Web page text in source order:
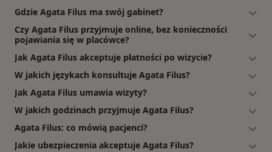
Gdzie Agata Filus ma swój gabinet?
Czy Agata Filus przyjmuje online, bez konieczności
pojawiania się w placówce?
Jak Agata Filus akceptuje płatności po wizycie?
W jakich językach konsultuje Agata Filus?
Jak Agata Filus umawia wizyty?
W jakich godzinach przyjmuje Agata Filus?
Agata Filus: co mówią pacjenci?
Jakie ubezpieczenia akceptuje Agata Filus?